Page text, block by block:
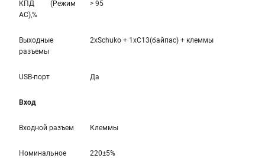
КПД (Режим
AC),%
> 95
Выходные
разъемы
2xSchuko + 1xC13(байпас) + клеммы
USB-порт Да
Вход
Входной разъем Клеммы
Номинальное
220±5%